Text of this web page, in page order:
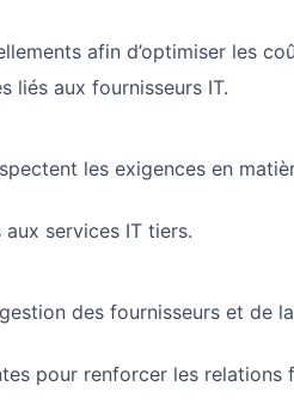
afin d’optimiser les
liés aux fournisseurs IT.
les exigences en
services IT tiers.
des fournisseurs et de
pour renforcer les relations